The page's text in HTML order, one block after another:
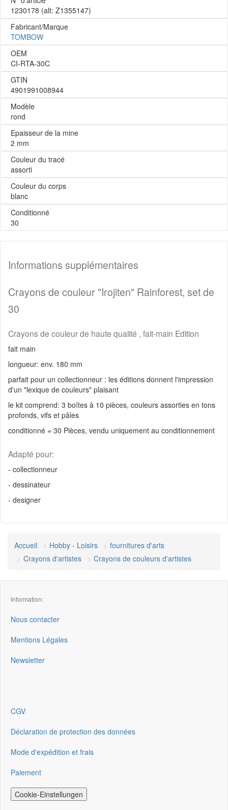
1230178 (alt: Z1355147)
Fabricant/Marque
TOMBOW
OEM
CI-RTA-30C
GTIN
4901991008944
Modèle
rond
Epaisseur de la mine
2 mm
Couleur du tracé
assorti
Couleur du corps
blanc
Conditionné
30
Informations supplémentaires
Crayons de couleur "Irojiten" Rainforest, set de
30
Crayons de couleur de haute qualité , fait-main Edition
fait main
longueur: env. 180 mm
parfait pour un collectionneur : les éditions donnent l'impression
d'un "lexique de couleurs" plaisant
le kit comprend: 3 boîtes à 10 pièces, couleurs assorties en tons
profonds, vifs et pâles
conditionné = 30 Pièces, vendu uniquement au conditionnement
Adapté pour:
- collectionneur
- dessinateur
- designer
Accueil Hobby - Loisirs
fournitures d'arts
Crayons d'artistes
Crayons de couleurs d'artistes
Information:
Nous contacter
Mentions Légales
Newsletter
CGV
Déclaration de protection des données
Mode d'expédition et frais
Paiement
Cookie-Einstellungen